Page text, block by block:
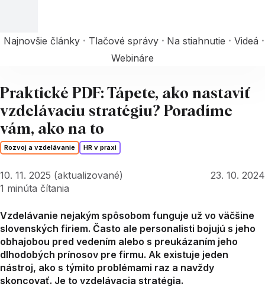
Najnovšie články Tlačové správy Na stiahnutie
Videá
Webináre
Praktické PDF: Tápete, ako nastaviť
vzdelávaciu stratégiu? Poradíme
vám, ako na to
Rozvoj a vzdelávanie HR v praxi
10. 11. 2025 (aktualizované)
23. 10. 2024
1 minúta čítania
Vzdelávanie nejakým spôsobom funguje už vo väčšine
slovenských firiem. Často ale personalisti bojujú s jeho
obhajobou pred vedením alebo s preukázaním jeho
dlhodobých prínosov pre firmu. Ak existuje jeden
nástroj, ako s týmito problémami raz a navždy
skoncovať. Je to vzdelávacia stratégia.